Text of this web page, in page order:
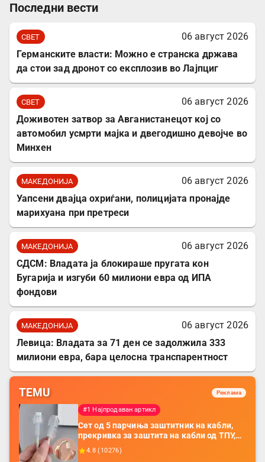
Последни вести
СВЕТ
06 август 2026
Германските власти: Можно е странска држава
да стои зад дронот со експлозив во Лајпциг
СВЕТ
06 август 2026
Доживотен затвор за Авганистанецот кој со
автомобил усмрти мајка и двегодишно девојче во
Минхен
МАКЕДОНИЈА
06 август 2026
Уапсени двајца охриѓани, полицијата пронајде
марихуана при претреси
МАКЕДОНИЈА
06 август 2026
СДСМ: Владата ја блокираше пругата кон
Бугарија и изгуби 60 милиони евра од ИПА
фондови
МАКЕДОНИЈА
06 август 2026
Левица: Владата за 71 ден се задолжила 333
милиони евра, бара целосна транспарентност
TEMU Реклама
#1 Најпродаван артикл
Сет од 5 парчиња заштитник на кабли,
прекривка за заштита на кабли од ТПУ,
додатоци за заштита на кабли, без
батерија, за мобилни телефони, комплет
4.8 ( 10276)